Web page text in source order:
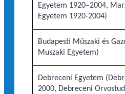
Egyetem 1920–2004,
Egyetem 1920-2004)
Budapesti Műszaki és
Muszaki Egyetem)
Debreceni Egyetem
2000, Debreceni